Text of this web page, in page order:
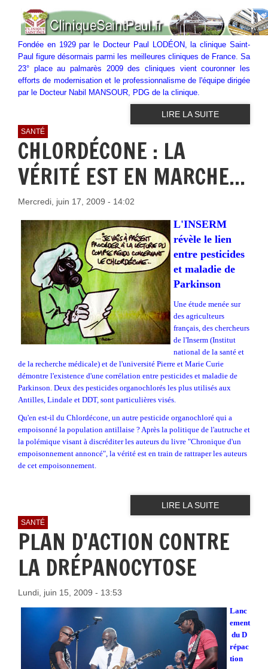
Fondée en 1929 par le Docteur Paul LODÉON, la clinique Saint-
Paul figure désormais parmi les meilleures cliniques de France. Sa
23° place au palmarès 2009 des cliniques vient couronner les
efforts de modernisation et le professionnalisme de l'équipe dirigée
par le Docteur Nabil MANSOUR, PDG de la clinique.
LIRE LA SUITE
SANTÉ
CHLORDÉCONE : LA
VÉRITÉ EST EN MARCHE...
Mercredi, juin 17, 2009 - 14:02
L'INSERM
révèle le lien
entre pesticides
et maladie de
Parkinson
Une étude menée sur
des agriculteurs
français, des chercheurs
de l'Inserm (Institut
national de la santé et
de la recherche médicale) et de l'université Pierre et Marie Curie
démontre l'existence d'une corrélation entre pesticides et maladie de
Parkinson. Deux des pesticides organochlorés les plus utilisés aux
Antilles, Lindale et DDT, sont particulières visés.
Qu'en est-il du Chlordécone, un autre pesticide organochloré qui a
empoisonné la population antillaise ? Après la politique de l'autruche et
la polémique visant à discréditer les auteurs du livre "Chronique d'un
empoisonnement annoncé", la vérité est en train de rattraper les auteurs
de cet empoisonnement.
LIRE LA SUITE
SANTÉ
PLAN D'ACTION CONTRE
LA DRÉPANOCYTOSE
Lundi, juin 15, 2009 - 13:53
Lanc
ement
du D
répac
tion